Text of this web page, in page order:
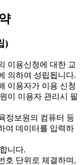
)
이용신청에 대한 교
의하여 성립됩니다.
이용자가 이용 신청
이 이용자 관리시 필
정보원의 컴퓨터 등
여 데이터를 입력하
니다.
호 단위로 체결하며,